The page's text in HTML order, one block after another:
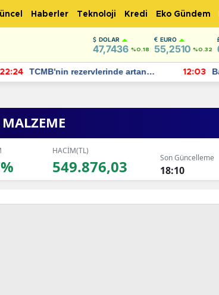
Haberler Teknoloji Kredi Eko Gündem
DOLAR
47,7436 %0.18
EURO
55,2510 %0.32
22:24
TCMB'nin rezervlerinde artan
momentum devam ediyor
12:03
HACİM(TL)
549.876,03 Son Güncelleme
18:10